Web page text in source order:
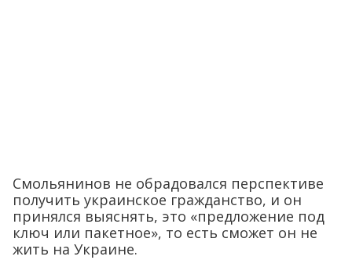
Смольянинов не обрадовался перспективе
получить украинское гражданство, и он
принялся выяснять, это «предложение под
ключ или пакетное», то есть сможет он не
жить на Украине.